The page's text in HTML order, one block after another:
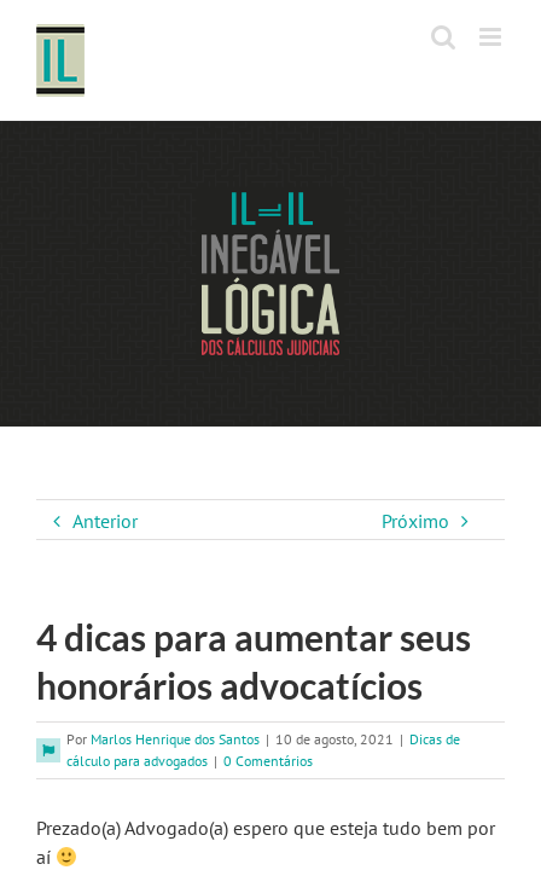
conteúdo
Anterior Próximo
4 dicas para aumentar seus
honorários advocatícios
Por Marlos Henrique dos Santos | 10 de agosto, 2021 | Dicas de
cálculo para advogados | 0 Comentários
Prezado(a) Advogado(a) espero que esteja tudo bem por
aí